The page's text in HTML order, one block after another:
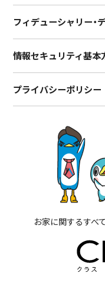
フィデューシャリー・
情報セキュリティ基本
プライバシーポリシー
お家に関するすべ